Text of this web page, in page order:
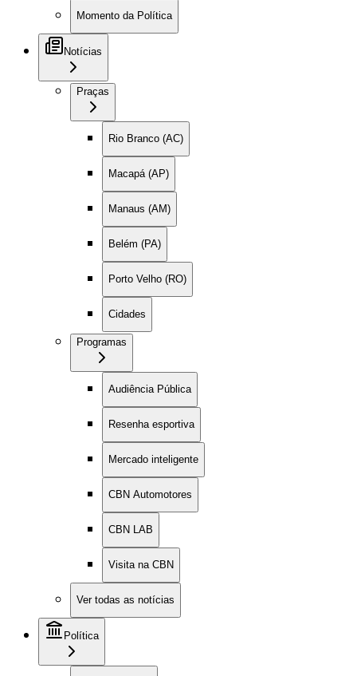
Momento da Política
Notícias
Praças
Rio Branco (AC)
Macapá (AP)
Manaus (AM)
Belém (PA)
Porto Velho (RO)
Cidades
Programas
Audiência Pública
Resenha esportiva
Mercado inteligente
CBN Automotores
CBN LAB
Visita na CBN
Ver todas as notícias
Política